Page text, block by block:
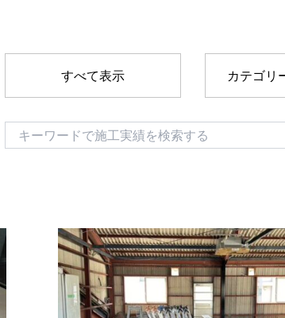
すべて表示 カテゴリ